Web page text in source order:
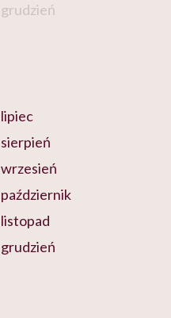
grudzień
lipiec
sierpień
wrzesień
październik
listopad
grudzień